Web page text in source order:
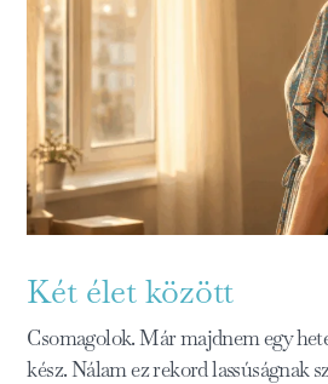
Két élet között
Csomagolok. Már majdnem egy
kész. Nálam ez rekord lassúságnak